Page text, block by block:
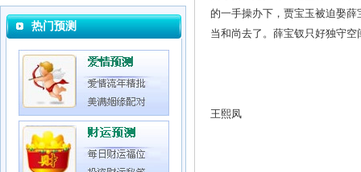
热门预测
的一手操办下，贾宝玉被迫娶
当和尚去了。薛宝钗只好独守空
王熙凤